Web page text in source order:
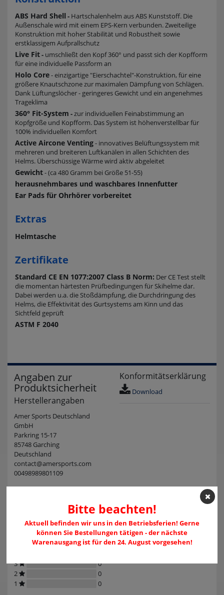
ABS Hard Shell - Hartschalenhelm aus ABS Kunststoff. Die
Außenschale wird mit einem EPS-Kern verbunden. Zweiteilige
Konstruktion mit hoher Stabilität und Robustheit sowie
erstklassigem Aufprallschutz
Live Fit- umschließt den Kopf 360° und passt sich der Kopfform
für eine individuelle Passform an
Holo Core- einzigartige "Eierschachtel"-Konstruktion, für eine
größere Knautschzone zur maximalen Dämpfung von Schlägen.
Dank Lüftungslöcher - geringeres Gewicht und ein angenehmes
Trageklima
360° Fit-System -zur individuellen Feinabstimmung an
Kopfgröße und Kopfform. Das System ist höhenverstellbar für
100% individuellen Komfort
Active Aircone Venting- innovatives Belüftungssystem mit
mehreren und breiteren Luftkanälen in allen Schichten des
Helms. Überschüssige Wärme wird aktiv abgeleitet
Gewicht- (ca 480 Gramm bei Größe 51-55)
herausnehmbares und waschbares Innenfutter
Ear Pads für Ohrhörer vorbereitet
Extras
Helmtasche
Zertifikate
Standard CE EN 1077:2007 Class B Norm: Der CE Test stellt
die momentan härtesten Prüfbedingungen für Skihelme dar.
Dabei werden u.a. die Stoßdämpfung, die Durchdringung des
Helms, die Effektivität des Gurtsystems am Kinn und das
Sichtfeld geprüft
ASTM F 2040
Angaben zur
Produktsicherheit
Herstellerangaben
Amer Sports Deutschland
GmbH
Parkring 15-17
85748 Garching
Deutschland
contact@amersports.com
00498989801109
Konformitätserklärung
Download
Kundenrezensionen
0
3
0
2
0
1
0
Bitte beachten!
Aktuell befinden wir uns in den Betriebsferien! Gerne
können Sie Bestellungen tätigen - der nächste
Warenausgang ist für den 24. August vorgesehen!